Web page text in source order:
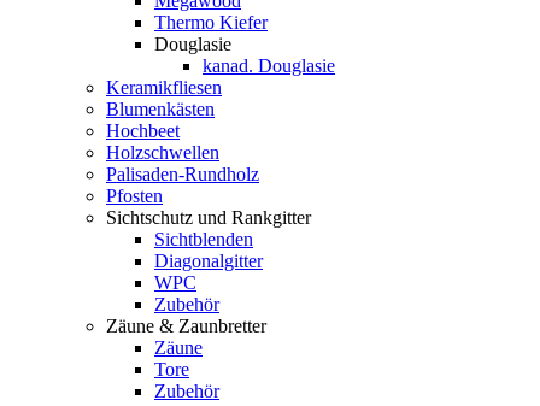
Thermo Kiefer
Douglasie
kanad. Douglasie
Keramikfliesen
Blumenkästen
Hochbeet
Holzschwellen
Palisaden-Rundholz
Pfosten
Sichtschutz und Rankgitter
Sichtblenden
Diagonalgitter
WPC
Zubehör
Zäune & Zaunbretter
Zäune
Tore
Zubehör